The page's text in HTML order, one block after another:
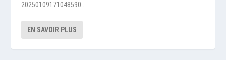
20250109171048590...
EN SAVOIR PLUS